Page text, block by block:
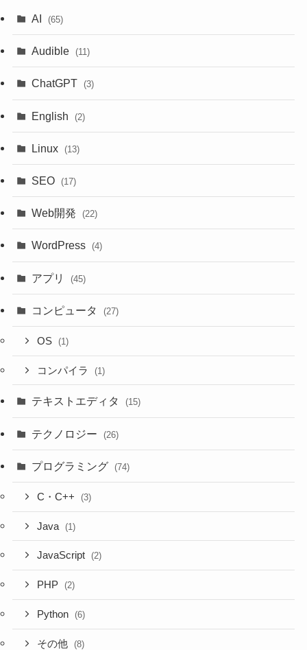
AI (65)
Audible (11)
ChatGPT (3)
English (2)
Linux (13)
SEO (17)
Web開発 (22)
WordPress (4)
アプリ (45)
コンピュータ (27)
OS (1)
コンパイラ (1)
テキストエディタ (15)
テクノロジー (26)
プログラミング (74)
C・C++ (3)
Java (1)
JavaScript (2)
PHP (2)
Python (6)
その他 (8)